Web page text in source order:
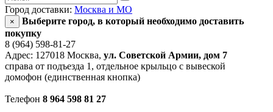
Город доставки: Москва и МО
×
Выберите город, в который необходимо доставить
покупку
8 (964) 598-81-27
Адрес: 127018 Москва, ул. Советской Армии, дом 7
справа от подъезда 1, отдельное крыльцо с вывеской
домофон (единственная кнопка)
Телефон 8 964 598 81 27